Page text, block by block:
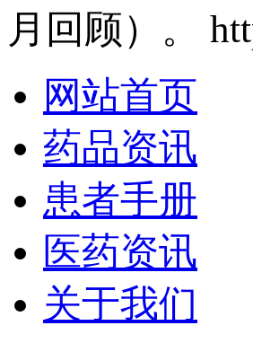
月回顾）。
网站首页
药品资讯
患者手册
医药资讯
关于我们